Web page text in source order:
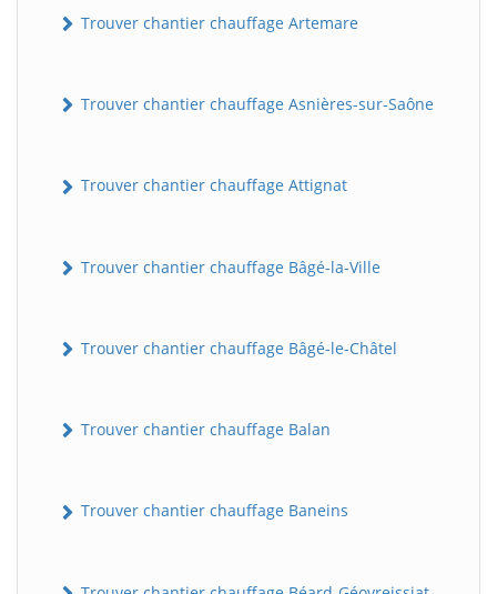
Trouver chantier chauffage Artemare
Trouver chantier chauffage Asnières-sur-Saône
Trouver chantier chauffage Attignat
Trouver chantier chauffage Bâgé-la-Ville
Trouver chantier chauffage Bâgé-le-Châtel
Trouver chantier chauffage Balan
Trouver chantier chauffage Baneins